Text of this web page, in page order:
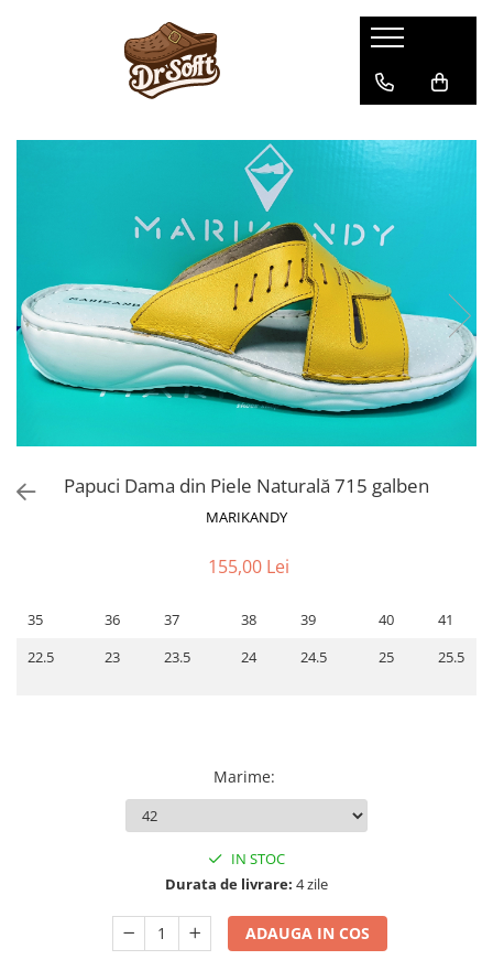
Papuci Dama din Piele Naturală 715 galben
MARIKANDY
155,00 Lei
35 36 37 38 39 40
41
22.5
23 23.5 24 24.5 25 25.5
Marime:
IN STOC
Durata de livrare: 4 zile
ADAUGA IN COS